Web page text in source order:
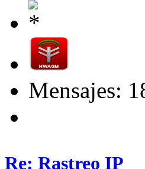
Mensajes:
Re: Rastreo IP